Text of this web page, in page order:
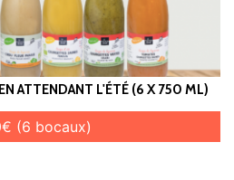
ATTENDANT L'ÉTÉ (6 X 750 ML)
(6 bocaux)